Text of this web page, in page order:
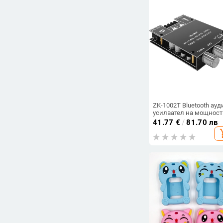
ZK-1002T Bluetooth
усилвател на мощност
модул 100W * 2
високочестотни
регулиращи субуфера
41.77 € /81.70 лв